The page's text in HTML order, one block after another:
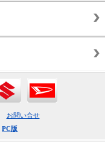
お問い合せ
PC版